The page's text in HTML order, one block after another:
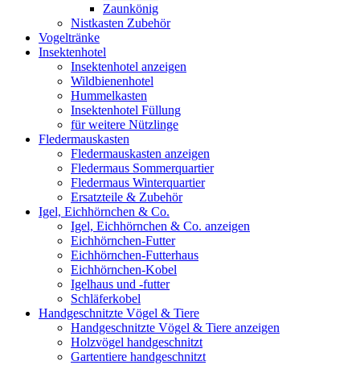
Zaunkönig
Nistkasten Zubehör
Vogeltränke
Insektenhotel
Insektenhotel anzeigen
Wildbienenhotel
Hummelkasten
Insektenhotel Füllung
für weitere Nützlinge
Fledermauskasten
Fledermauskasten anzeigen
Fledermaus Sommerquartier
Fledermaus Winterquartier
Ersatzteile & Zubehör
Igel, Eichhörnchen & Co.
Igel, Eichhörnchen & Co. anzeigen
Eichhörnchen-Futter
Eichhörnchen-Futterhaus
Eichhörnchen-Kobel
Igelhaus und -futter
Schläferkobel
Handgeschnitzte Vögel & Tiere
Handgeschnitzte Vögel & Tiere anzeigen
Holzvögel handgeschnitzt
Gartentiere handgeschnitzt